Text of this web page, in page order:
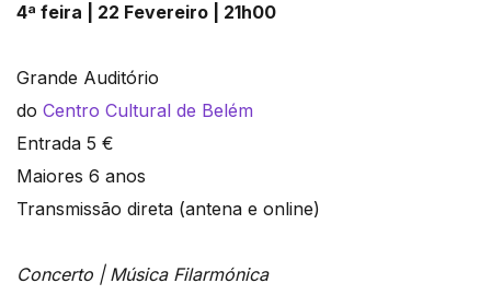
4ª feira | 22 Fevereiro | 21h00
Grande Auditório
do Centro Cultural de Belém
Entrada 5 €
Maiores 6 anos
Transmissão direta (antena e online)
Concerto | MúsicaFilarmónica